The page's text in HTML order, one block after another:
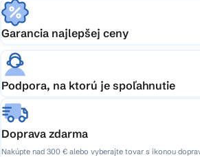
Garancia najlepšej ceny
Podpora, na ktorú je spoľahnutie
Doprava zdarma
Nakúpte nad 300 € alebo vyberajte tovar s ikonou